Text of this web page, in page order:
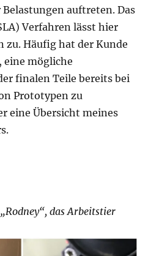
auftreten. Das
Verfahren lässt hier
zu. Häufig hat der Kunde
eine mögliche
finalen Teile bereits bei
Prototypen zu
eine Übersicht meines
das Arbeitstier